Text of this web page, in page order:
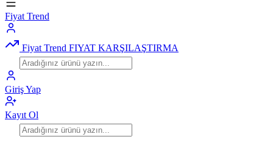
Fiyat Trend
Fiyat Trend FIYAT KARŞILAŞTIRMA
Giriş Yap
Kayıt Ol